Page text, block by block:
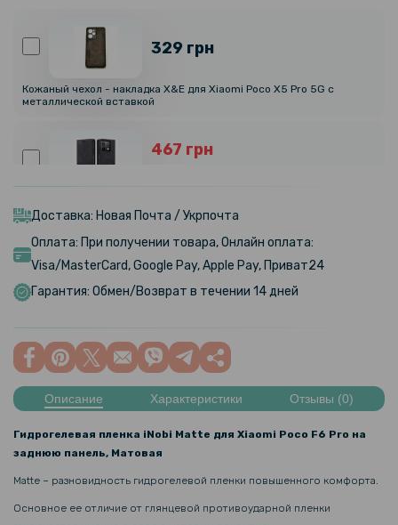
329 грн
Кожаный чехол - накладка X&E для Xiaomi Poco X5 Pro 5G с
металлической вставкой
467 грн
679 грн
Противоударный чехол накладка Metal Glass для Xiaomi Poco F6
509 грн
599 грн
Противоударный чехол накладка XUNDD для Xiaomi Poco F6 Pro 5G
934 грн
Доставка: Новая Почта / Укрпочта
Оплата: При получении товара, Онлайн оплата:
Visa/MasterCard, Google Pay, Apple Pay, Приват24
Гарантия: Обмен/Возврат в течении 14 дней
Описание Характеристики Отзывы (0)
Гидрогелевая пленка iNobi Matte для Xiaomi Poco F6 Pro на
заднюю панель, Матовая
Matte – разновидность гидрогелевой пленки повышенного комфорта.
Основное ее отличие от глянцевой противоударной пленки